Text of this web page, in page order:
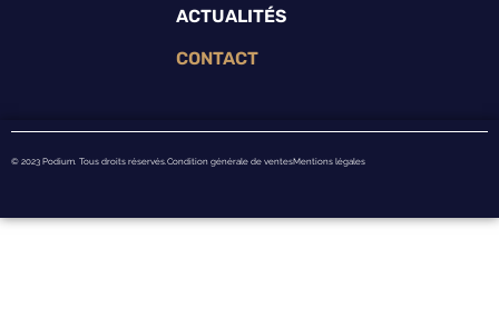
ACTUALITÉS
CONTACT
© 2023 Podium. Tous droits réservés.Condition générale de ventesMentions légales